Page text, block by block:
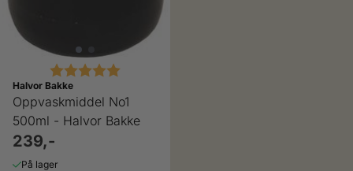
Karakter:
Halvor Bakke
Oppvaskmiddel No1
500ml - Halvor Bakke
239,-
På lager